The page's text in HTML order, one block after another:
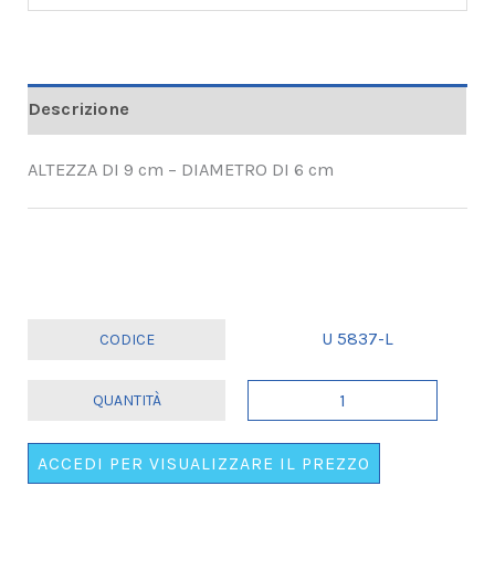
Descrizione
ALTEZZA DI 9 cm – DIAMETRO DI 6 cm
U 5837-L
PORTACHIAVI
BIANCO
ACCEDI PER VISUALIZZARE IL PREZZO